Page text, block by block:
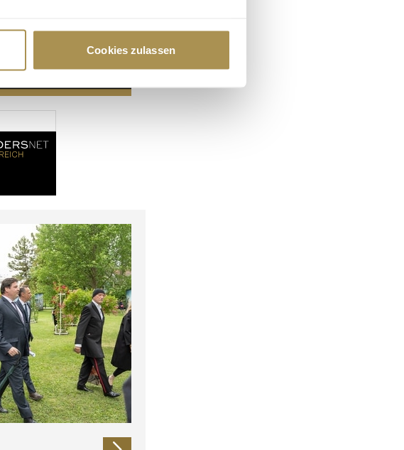
legen Sie Ihre Präferenzen im
für soziale Medien anbieten zu können
Partner führen diese Informationen
oder die sie im Rahmen Ihrer Nutzung
Cookies zulassen